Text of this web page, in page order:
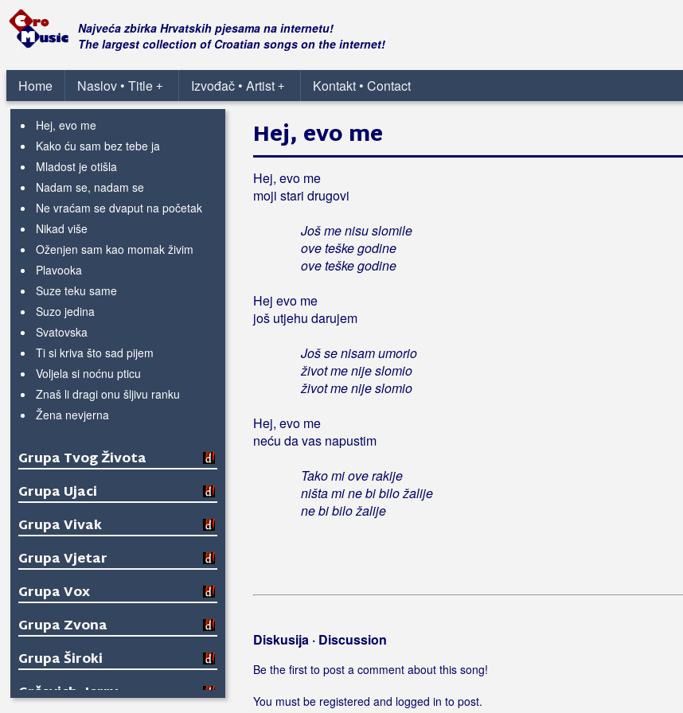
Najveća zbirka Hrvatskih pjesama na internetu!
The largest collection of Croatian songs on the internet!
Home +
Naslov • Title +
Izvođač • Artist Kontakt • Contact
Grupa Tango
Grupa Trag
Hej, evo me
Kako ću sam bez tebe ja
Mladost je otišla
Nadam se, nadam se
Ne vraćam se dvaput na početak
Nikad više
Oženjen sam kao momak živim
Plavooka
Suze teku same
Suzo jedina
Svatovska
Ti si kriva što sad pijem
Voljela si noćnu pticu
Znaš li dragi onu šljivu ranku
Žena nevjerna
Grupa Tvog Života
Grupa Ujaci
Grupa Vivak
Grupa Vjetar
Grupa Vox
Grupa Zvona
Grupa Široki
Grčevich, Jerry
Hej, evo me
Hej, evo me
moji stari drugovi
Još me nisu slomile
ove teške godine
ove teške godine
Hej evo me
još utjehu darujem
Još se nisam umorio
život me nije slomio
život me nije slomio
Hej, evo me
neću da vas napustim
Tako mi ove rakije
ništa mi ne bi bilo žalije
ne bi bilo žalije
Diskusija · Discussion
Be the first to post a comment about this song!
You must be registered and logged in to post.